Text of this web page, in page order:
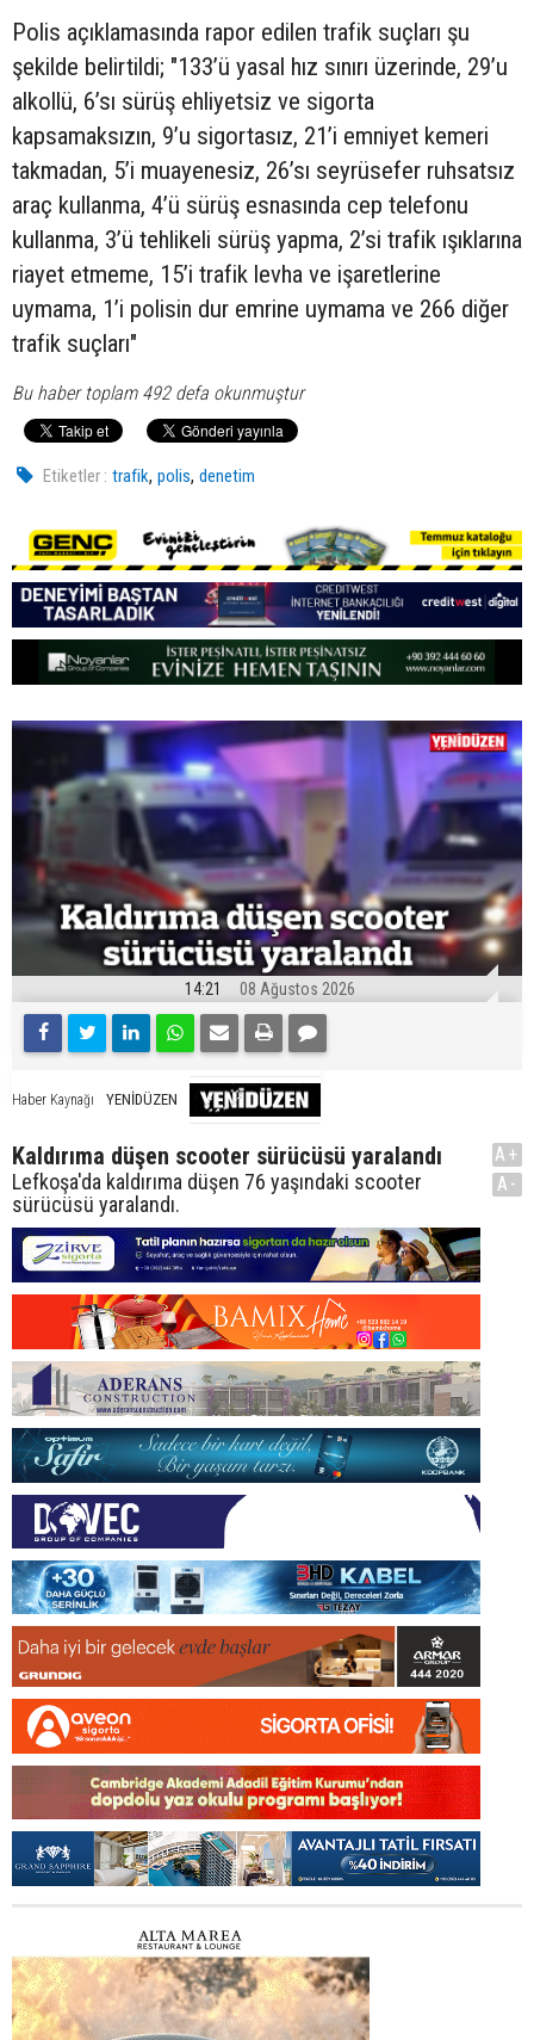
Polis açıklamasında rapor edilen trafik suçları şu
şekilde belirtildi; "133’ü yasal hız sınırı üzerinde, 29’u
alkollü, 6’sı sürüş ehliyetsiz ve sigorta
kapsamaksızın, 9’u sigortasız, 21’i emniyet kemeri
takmadan, 5’i muayenesiz, 26’sı seyrüsefer ruhsatsız
araç kullanma, 4’ü sürüş esnasında cep telefonu
kullanma, 3’ü tehlikeli sürüş yapma, 2’si trafik ışıklarına
riayet etmeme, 15’i trafik levha ve işaretlerine
uymama, 1’i polisin dur emrine uymama ve 266 diğer
trafik suçları"
Bu haber toplam 492 defa okunmuştur
Etiketler : trafik,polis,denetim
14:21 08 Ağustos 2026
Haber Kaynağı YENİDÜZEN
Kaldırıma düşen scooter sürücüsü yaralandı
Lefkoşa'da kaldırıma düşen 76 yaşındaki scooter
sürücüsü yaralandı.
A+
A-